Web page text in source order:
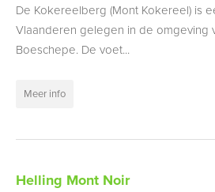
De Kokereelberg (Mont Kokereel) is
Vlaanderen gelegen in de omgeving
Boeschepe. De voet...
Meer info
Helling Mont Noir